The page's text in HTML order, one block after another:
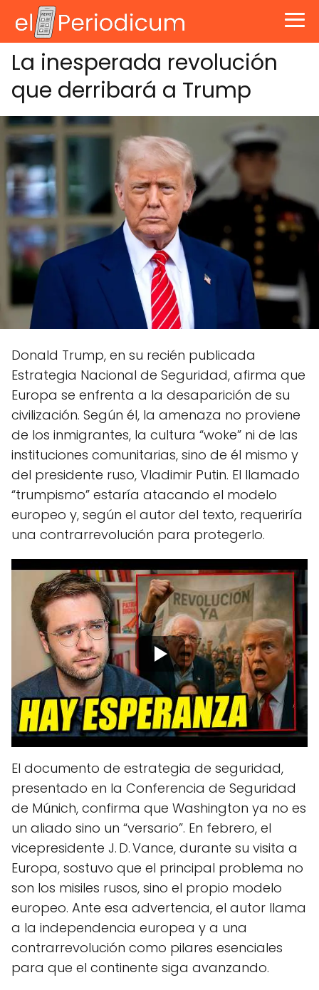
La inesperada revolución
que derribará a Trump
Donald Trump, en su recién publicada
Estrategia Nacional de Seguridad, afirma que
Europa se enfrenta a la desaparición de su
civilización. Según él, la amenaza no proviene
de los inmigrantes, la cultura “woke” ni de las
instituciones comunitarias, sino de él mismo y
del presidente ruso, Vladimir Putin. El llamado
“trumpismo” estaría atacando el modelo
europeo y, según el autor del texto, requeriría
una contrarrevolución para protegerlo.
El documento de estrategia de seguridad,
presentado en la Conferencia de Seguridad
de Múnich, confirma que Washington ya no es
un aliado sino un “versario”. En febrero, el
vicepresidente J. D. Vance, durante su visita a
Europa, sostuvo que el principal problema no
son los misiles rusos, sino el propio modelo
europeo. Ante esa advertencia, el autor llama
a la independencia europea y a una
contrarrevolución como pilares esenciales
para que el continente siga avanzando.